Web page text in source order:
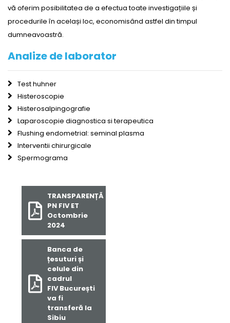
vă oferim posibilitatea de a efectua toate investigațiile și
procedurile în același loc, economisând astfel din timpul
dumneavoastră.
Analize de laborator
Test huhner
Histeroscopie
Histerosalpingografie
Laparoscopie diagnostica si terapeutica
Flushing endometrial: seminal plasma
Interventii chirurgicale
Spermograma
TRANSPARENȚĂ
PN FIV ET
Octombrie
2024
Banca de
țesuturi și
celule din
cadrul
FIV București
va fi
transferă la
Sibiu